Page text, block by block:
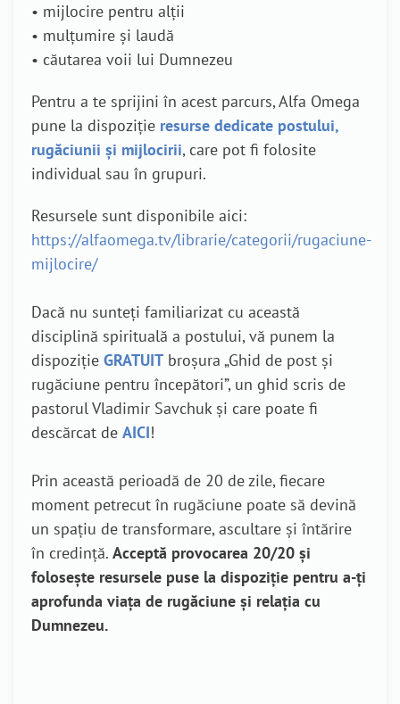
• mijlocire pentru alții
• mulțumire și laudă
• căutarea voii lui Dumnezeu
Pentru a te sprijini în acest parcurs, Alfa Omega
pune la dispoziție resurse dedicate postului,
rugăciunii și mijlocirii, care pot fi folosite
individual sau în grupuri.
Resursele sunt disponibile aici:
https://alfaomega.tv/librarie/categorii/rugaciune-
mijlocire/
Dacă nu sunteți familiarizat cu această
disciplină spirituală a postului, vă punem la
dispoziție GRATUIT broșura „Ghid de post și
rugăciune pentru începători”, un ghid scris de
pastorul Vladimir Savchuk și care poate fi
descărcat de AICI!
Prin această perioadă de 20 de zile, fiecare
moment petrecut în rugăciune poate să devină
un spațiu de transformare, ascultare și întărire
în credință. Acceptă provocarea 20/20 și
folosește resursele puse la dispoziție pentru a-ți
aprofunda viața de rugăciune și relația cu
Dumnezeu.